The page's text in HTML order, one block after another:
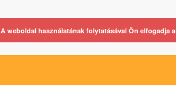
A weboldal használatának folytatásával Ön elfogadja